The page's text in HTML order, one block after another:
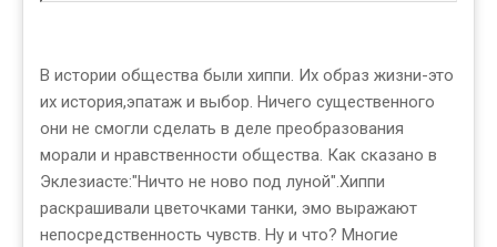
В истории общества были хиппи. Их образ жизни-это
их история,эпатаж и выбор. Ничего существенного
они не смогли сделать в деле преобразования
морали и нравственности общества. Как сказано в
Эклезиасте:"Ничто не ново под луной".Хиппи
раскрашивали цветочками танки, эмо выражают
непосредственность чувств. Ну и что? Многие